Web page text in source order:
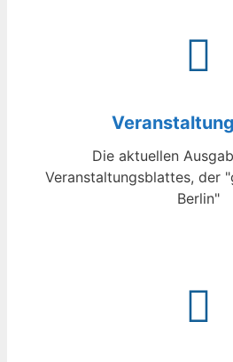
Die aktuellen
Veranstaltungsblattes, der
Berlin"